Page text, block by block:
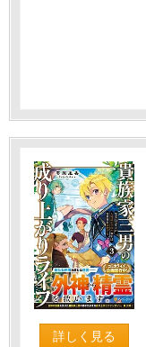
詳しく見る